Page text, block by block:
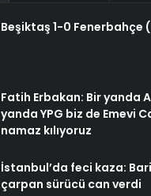
Beşiktaş 1-0 Fenerbahçe
Fatih Erbakan: Bir yanda
yanda YPG biz de Emevi
namaz kılıyoruz
İstanbul’da feci kaza:
çarpan sürücü can verdi